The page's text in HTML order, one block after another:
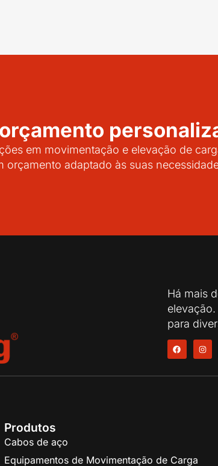
em movimentação e elevação de
orçamento adaptado às suas
Há mais
para
Produtos
Cabos de aço
Equipamentos de Movimentação de Carga